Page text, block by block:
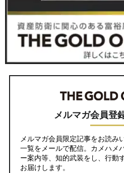
メルマガ会員登
メルマガ会員限定記事をお読み
一覧をメールで配信。カメハメ
ー案内等、知的武装をし、行動
お届けします。